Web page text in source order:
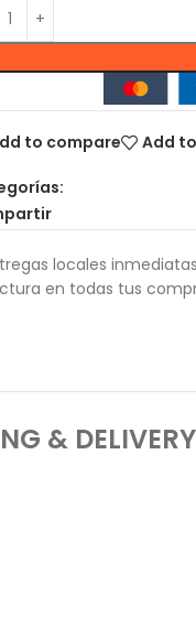
to compare
Add
locales inmediatas
en todas tus
& DELIVERY